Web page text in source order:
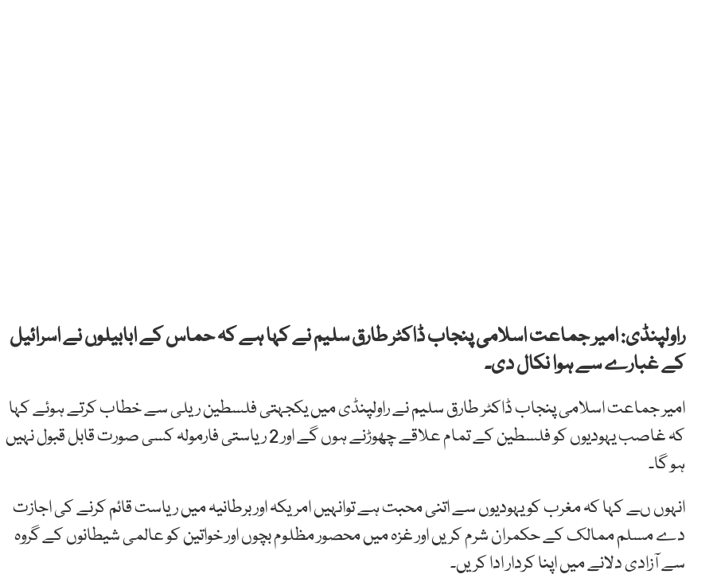
راولپنڈی: امیر جماعت اسلامی پنجاب ڈاکٹر طارق سلیم نے کہا ہے کہ حماس کے ابابیلوں نے اسرائیل
کے غبارے سے ہوا نکال دی۔
امیر جماعت اسلامی پنجاب ڈاکٹر طارق سلیم نے راولپنڈی میں یکجہتی فلسطین ریلی سے خطاب کرتے ہوئے کہا
کہ غاصب یہودیوں کو فلسطین کے تمام علاقے چھوڑنے ہوں گے اور 2 ریاستی فارمولہ کسی صورت قابل قبول نہیں
ہو گا۔
انہوں ںے کہا کہ مغرب کو یہودیوں سے اتنی محبت ہے توانہیں امریکہ اور برطانیہ میں ریاست قائم کرنے کی اجازت
دے مسلم ممالک کے حکمران شرم کریں اور غزہ میں محصور مظلوم بچوں اور خواتین کو عالمی شیطانوں کے گروہ
سے آزادی دلانے میں اپنا کردار ادا کریں۔